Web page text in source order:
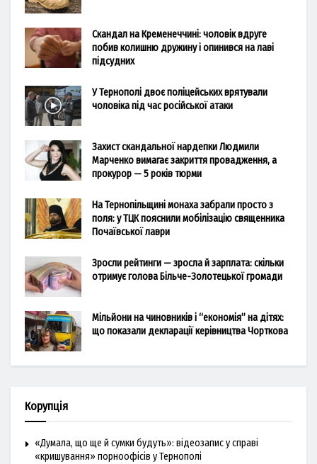
Скандал на Кременеччині: чоловік вдруге
побив колишню дружину і опинився на лаві
підсудних
У Тернополі двоє поліцейських врятували
чоловіка під час російської атаки
Захист скандальної нардепки Людмили
Марченко вимагає закриття провадження, а
прокурор — 5 років тюрми
На Тернопільщині монаха забрали просто з
поля: у ТЦК пояснили мобілізацію священника
Почаївської лаври
Зросли рейтинги — зросла й зарплата: скільки
отримує голова Більче-Золотецької громади
Мільйони на чиновників і “економія” на дітях:
що показали декларації керівництва Чорткова
Корупція
«Думала, що ще й сумки будуть»: відеозапис у справі
«кришування» порноофісів у Тернополі